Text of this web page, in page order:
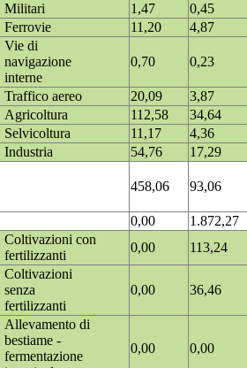
Militari
1,47
0,45
Ferrovie
11,20
4,87
Vie di
navigazione
interne
0,70 0,23
Traffico aereo 20,09
3,87
Agricoltura
112,58
34,64
Selvicoltura
11,17
4,36
Industria
54,76
17,29
458,06 93,06
0,00
1.872,27
Coltivazioni con
fertilizzanti
0,00
113,24
Coltivazioni
senza
fertilizzanti
0,00 36,46
Allevamento di
bestiame -
fermentazione
0,00 0,00